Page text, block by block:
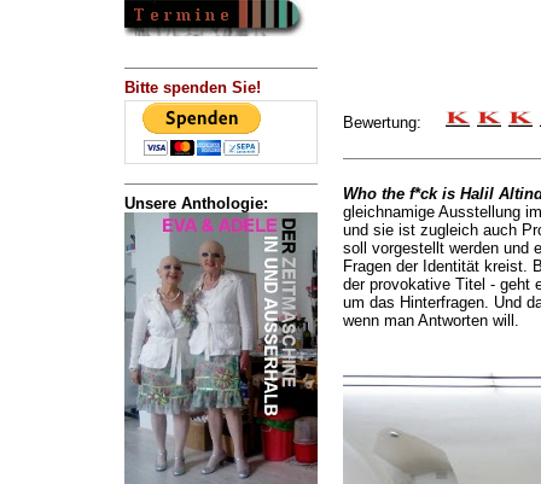
Bitte spenden Sie!
Unsere Anthologie:
Bewertung:
Who the f*ck is Halil
gleichnamige Ausstellung
und sie ist zugleich auch
soll vorgestellt werden und
Fragen der Identität kreist.
der provokative Titel - geht
um das Hinterfragen. Und
wenn man Antworten will.